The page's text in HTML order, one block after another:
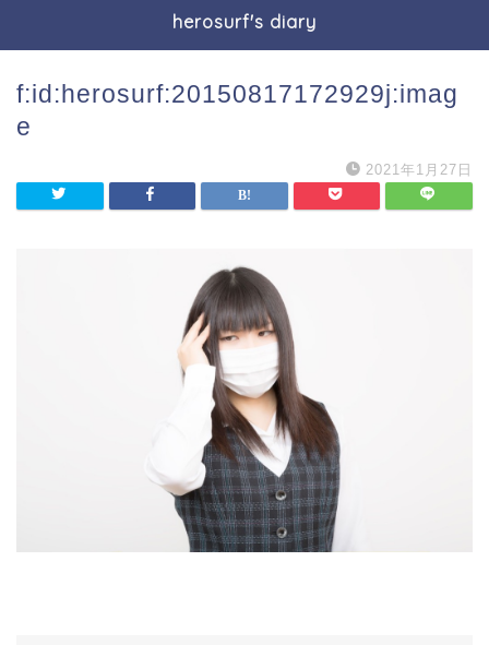
herosurf's diary
f:id:herosurf:20150817172929j:imag
e
2021年1月27日